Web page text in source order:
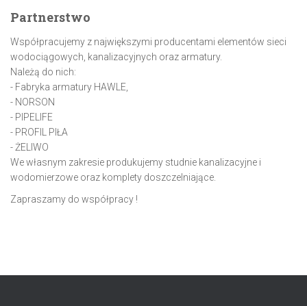
Partnerstwo
Współpracujemy z największymi producentami elementów sieci
wodociągowych, kanalizacyjnych oraz armatury.
Należą do nich:
- Fabryka armatury HAWLE,
- NORSON
- PIPELIFE
- PROFIL PIŁA
- ŻELIWO
We własnym zakresie produkujemy studnie kanalizacyjne i
wodomierzowe oraz komplety doszczelniające.
Zapraszamy do współpracy !